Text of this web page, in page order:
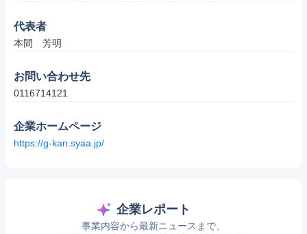
代表者
本間　芳明
お問い合わせ先
0116714121
企業ホームページ
https://g-kan.syaa.jp/
企業レポート
事業内容から最新ニュースまで、